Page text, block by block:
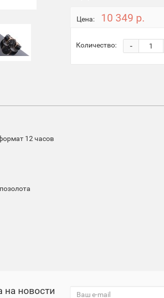
Цена: 10 349 р.
Количество: -
12 часов
на новости